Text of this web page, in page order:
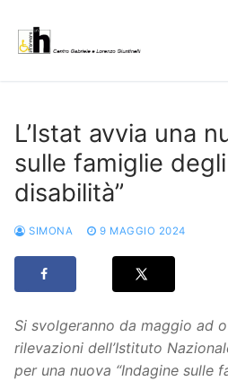
contenuto
L’Istat avvia una
sulle famiglie
disabilità”
SIMONA 9 MAGGIO 2024
Si svolgeranno da maggio ad
rilevazioni dell’Istituto
per una nuova “Indagine sulle